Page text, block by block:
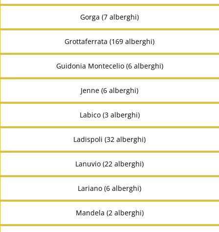
Gorga (7 alberghi)
Grottaferrata (169 alberghi)
Guidonia Montecelio (6 alberghi)
Jenne (6 alberghi)
Labico (3 alberghi)
Ladispoli (32 alberghi)
Lanuvio (22 alberghi)
Lariano (6 alberghi)
Mandela (2 alberghi)